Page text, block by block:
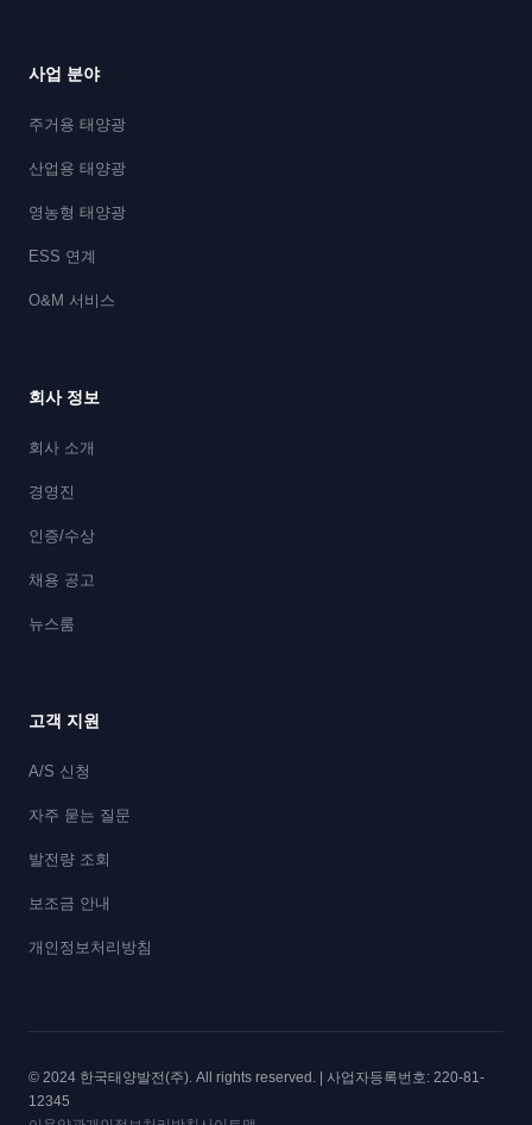
사업 분야
주거용 태양광
산업용 태양광
영농형 태양광
ESS 연계
O&M 서비스
회사 정보
회사 소개
경영진
인증/수상
채용 공고
뉴스룸
고객 지원
A/S 신청
자주 묻는 질문
발전량 조회
보조금 안내
개인정보처리방침
© 2024 한국태양발전(주). All rights reserved. | 사업자등록번호: 220-81-
12345